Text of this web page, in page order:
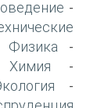
-
Физика -
Химия -
-